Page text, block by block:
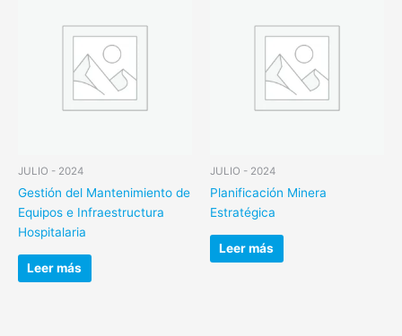
JULIO - 2024
Gestión del Mantenimiento de
Equipos e Infraestructura
Hospitalaria
Leer más
JULIO - 2024
Planificación Minera
Estratégica
Leer más